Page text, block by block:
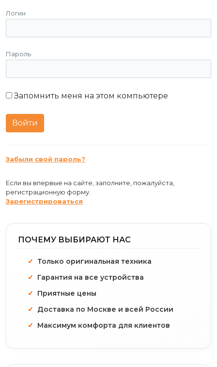
Логин
Пароль
Запомнить меня на этом компьютере
Забыли свой пароль?
Если вы впервые на сайте, заполните, пожалуйста,
регистрационную форму.
Зарегистрироваться
ПОЧЕМУ ВЫБИРАЮТ НАС
Только оригинальная техника
Гарантия на все устройства
Приятные цены
Доставка по Москве и всей России
Максимум комфорта для клиентов